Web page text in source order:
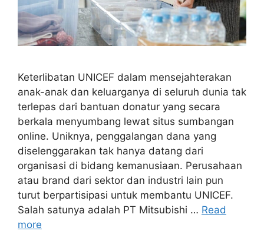
Keterlibatan UNICEF dalam mensejahterakan
anak-anak dan keluarganya di seluruh dunia tak
terlepas dari bantuan donatur yang secara
berkala menyumbang lewat situs sumbangan
online. Uniknya, penggalangan dana yang
diselenggarakan tak hanya datang dari
organisasi di bidang kemanusiaan. Perusahaan
atau brand dari sektor dan industri lain pun
turut berpartisipasi untuk membantu UNICEF.
Salah satunya adalah PT Mitsubishi … Read
more